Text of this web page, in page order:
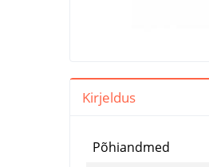
Kirjeldus
Põhiandmed